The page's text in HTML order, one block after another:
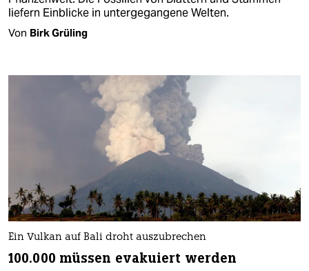
liefern Einblicke in untergegangene Welten.
Von Birk Grüling
Ein Vulkan auf Bali droht auszubrechen
100.000 müssen evakuiert werden